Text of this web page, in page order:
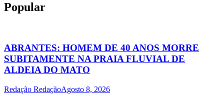
Popular
ABRANTES: HOMEM DE 40 ANOS MORRE
SUBITAMENTE NA PRAIA FLUVIAL DE
ALDEIA DO MATO
Redação RedaçãoAgosto 8, 2026